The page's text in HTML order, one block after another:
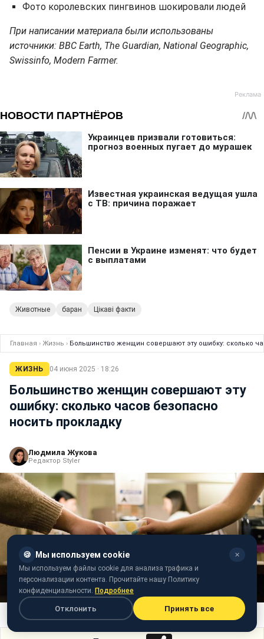
Фото королевских пингвинов шокировали людей
При написании материала были использованы
источники: BBC Earth, The Guardian, National Geographic,
Swissinfo, Modern Farmer.
Животные баран Цікаві факти
Главная › Жизнь › Большинство женщин совершают эту ошибку: сколько
ЖИЗНЬ 04 июня 2025 · 18:26
Большинство женщин совершают эту
ошибку: сколько часов безопасно
носить прокладку
Людмила Жукова
Редактор Styler
Фото: Сколько часов можно использовать прокладку (unsplash.com)
🍪 Мы используем cookie ✕
Мы используем файлы cookie для анализа трафика и
персонализации контента. Прочитайте нашу Политику
конфиденциальности. Подробнее
Отклонить Принять все